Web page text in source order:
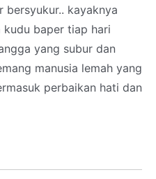
bersyukur.. kayaknya
baper tiap hari
yang subur dan
manusia lemah yang
perbaikan hati dan